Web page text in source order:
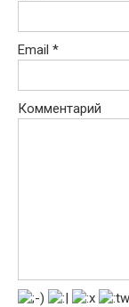
Email *
Комментарий